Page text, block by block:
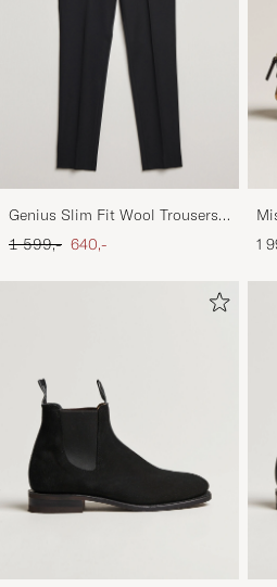
Genius Slim Fit Wool Trousers
Black
Ordinary pris
1 599,- Nedsat pris
640,- 1